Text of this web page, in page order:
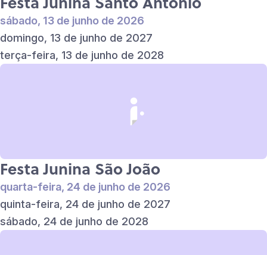
sábado, 13 de junho de 2026
domingo, 13 de junho de 2027
terça-feira, 13 de junho de 2028
Festa Junina São João
quarta-feira, 24 de junho de 2026
quinta-feira, 24 de junho de 2027
sábado, 24 de junho de 2028